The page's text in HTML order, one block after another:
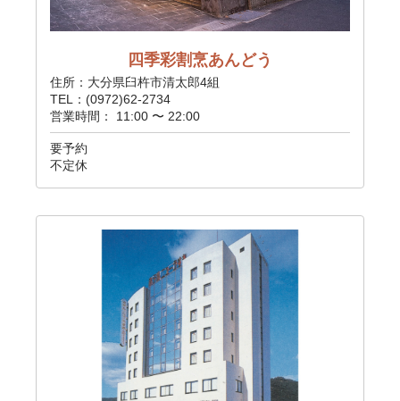
四季彩割烹あんどう
住所：大分県臼杵市清太郎4組
TEL：(0972)62-2734
営業時間： 11:00 〜 22:00
要予約
不定休